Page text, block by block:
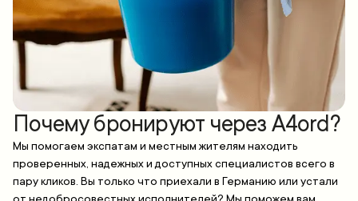
Почему бронируют через A4ord?
Мы помогаем экспатам и местным жителям находить
проверенных, надежных и доступных специалистов всего в
пару кликов. Вы только что приехали в Германию или устали